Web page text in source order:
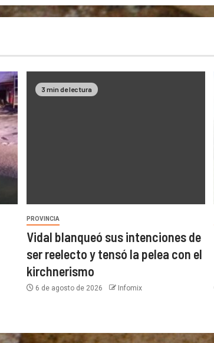
3 min de lectura
PROVINCIA
Vidal blanqueó sus intenciones de
ser reelecto y tensó la pelea con el
kirchnerismo
6 de agosto de 2026 Infomix